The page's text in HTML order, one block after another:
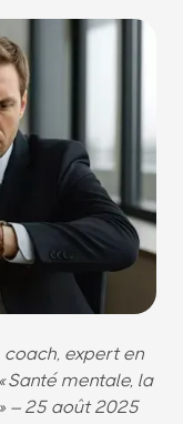
coach, expert en
Santé mentale, la
– 25 août 2025